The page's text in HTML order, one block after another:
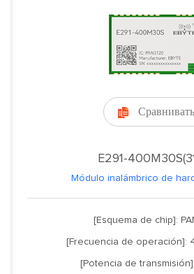
 Сравнивать
E291-
Módulo inalámbrico de
[Esquema de chip]:
[Frecuencia de operación]:
[Potencia de